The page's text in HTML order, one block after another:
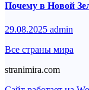
Почему в Новой
29.08.2025 admin
Все страны мира
stranimira.com